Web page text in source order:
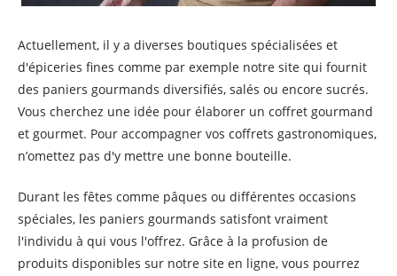
Actuellement, il y a diverses boutiques spécialisées et
d'épiceries fines comme par exemple notre site qui fournit
des paniers gourmands diversifiés, salés ou encore sucrés.
Vous cherchez une idée pour élaborer un coffret gourmand
et gourmet. Pour accompagner vos coffrets gastronomiques,
n’omettez pas d'y mettre une bonne bouteille.
Durant les fêtes comme pâques ou différentes occasions
spéciales, les paniers gourmands satisfont vraiment
l'individu à qui vous l'offrez. Grâce à la profusion de
produits disponibles sur notre site en ligne, vous pourrez